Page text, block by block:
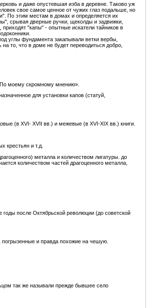
и даже опустевшая изба в деревне. Таково уж
свое самое ценное от чужих глаз подальше, но
По этим местам в домах и определяется их
срывая дверные ручки, щеколды и задвижки,
"капы" - опытные искатели тайников в
углы фундамента закапывали ветки вербы,
то, что в доме не будет переводиться добро,
моему скромному мнению».
для установки капов (статуй,
(в XVI- XVII вв.) и межевые (в XVI-XIX вв.) книги.
крестьян и т.д.
металла и количеством лигатуры. до
количеством частей драгоценного металла,
после Октябрьской революции (до советской
погрызенные и правда похожие на чешую.
так же называли прежде бывшее село